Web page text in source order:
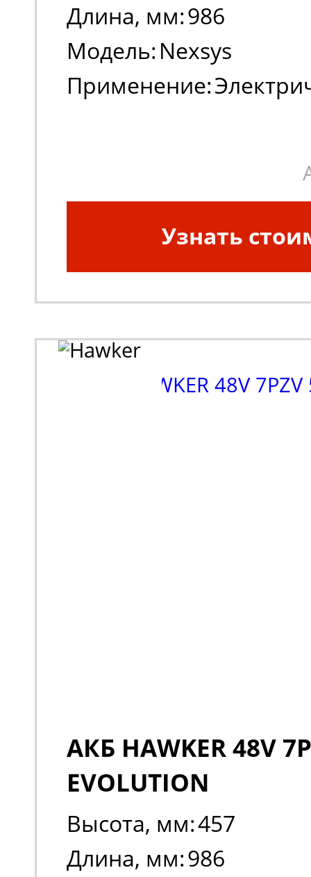
Длина, мм:986
Модель: Nexsys
Применение:
Узнать
АКБ HAWKER 48V
EVOLUTION
Высота, мм:457
Длина, мм:986